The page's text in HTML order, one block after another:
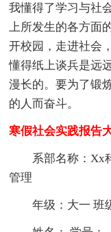
我懂得了学习与社
上所发生的各方面
开校园，走进社会
懂得纸上谈兵是远
漫长的。要为了锻
的人而奋斗。
寒假社会实践报告
系部名称：Xx科
管理
年级：大一 班